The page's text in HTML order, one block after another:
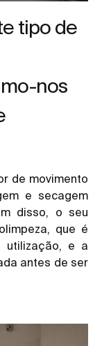
tipo de
nos
de movimento
e secagem
disso, o seu
que é
utilização, e a
antes de ser